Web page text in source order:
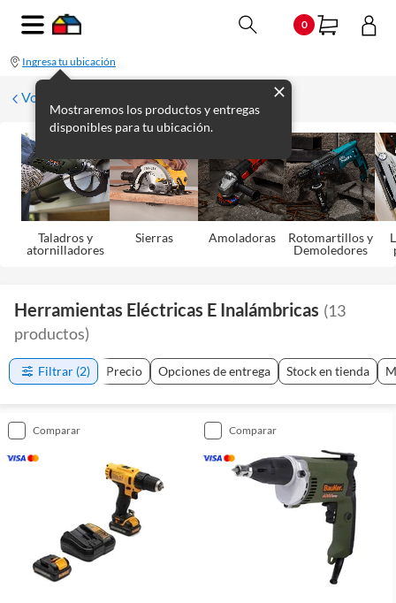
0
Ingresa tu ubicación
Mostraremos los productos y entregas
disponibles para tu ubicación.
Volver
Taladros y
atornilladores
Sierras Amoladoras
Rotomartillos y
Demoledores
Herramientas Eléctricas E Inalámbricas (13
productos)
Filtrar (2) Precio Opciones de entrega Stock en tienda
comparar comparar